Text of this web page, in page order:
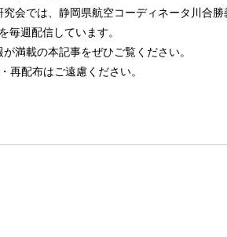
会では、静岡県航空コーディネータ川合勝
週配信しています。
満載の本記事をぜひご覧ください。
配布はご遠慮ください。